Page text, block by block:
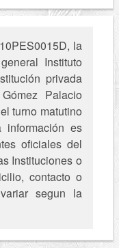
la
Instituto
privada
Palacio
turno matutino
es
oficiales del
Instituciones o
contacto o
segun la